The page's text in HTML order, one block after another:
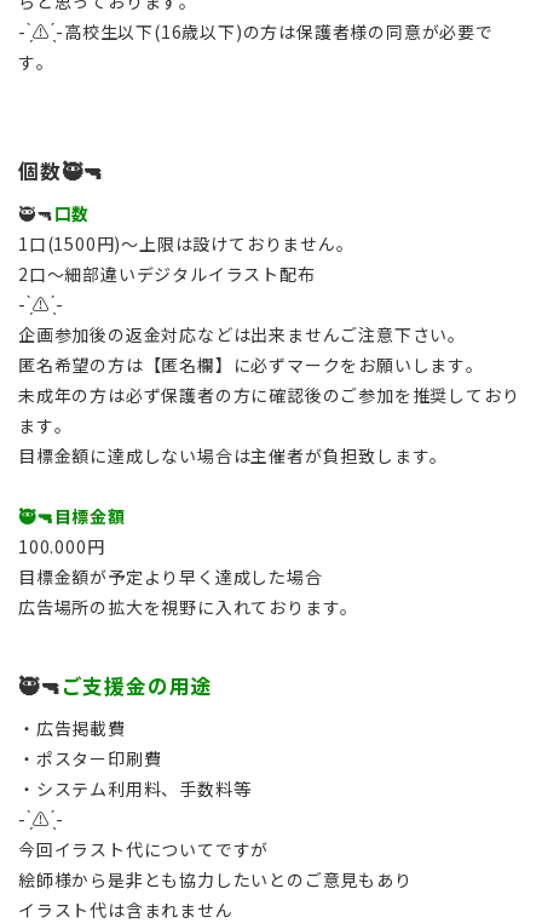
- ̗̀⚠︎ ̖́-高校生以下(16歳以下)の方は保護者様の同意が必要で
す。
個数🥷🔫
🥷🔫口数
1口(1500円)～上限は設けておりません。
2口～細部違いデジタルイラスト配布
- ̗̀⚠︎ ̖́-
企画参加後の返金対応などは出来ませんご注意下さい。
匿名希望の方は【匿名欄】に必ずマークをお願いします。
未成年の方は必ず保護者の方に確認後のご参加を推奨しており
ます。
目標金額に達成しない場合は主催者が負担致します。
🥷🔫目標金額
100.000円
目標金額が予定より早く達成した場合
広告場所の拡大を視野に入れております。
🥷🔫ご支援金の用途
・広告掲載費
・ポスター印刷費
・システム利用料、手数料等
- ̗̀⚠︎ ̖́-
今回イラスト代についてですが
絵師様から是非とも協力したいとのご意見もあり
イラスト代は含まれません